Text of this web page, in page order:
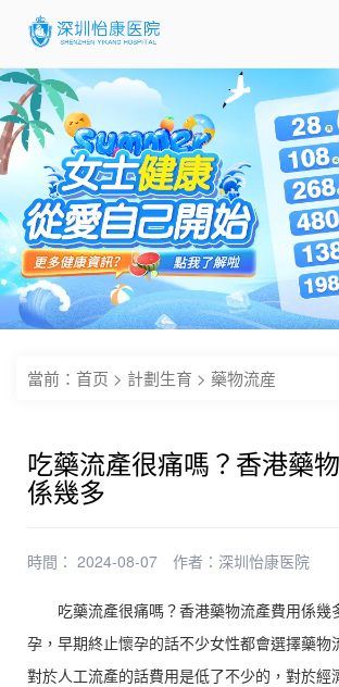
當前： 首页 > 計劃生育 > 藥物流産
吃藥流產很痛嗎？香港藥
係幾多
時間： 2024-08-07 作者： 深圳怡康医院
吃藥流產很痛嗎？香港藥物流產費用係幾
孕，早期終止懷孕的話不少女性都會選擇藥物
對於人工流產的話費用是低了不少的，對於經